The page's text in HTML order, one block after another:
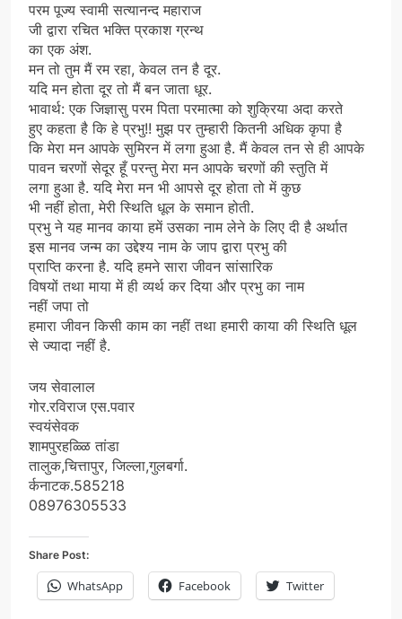
परम पूज्य स्वामी सत्यानन्द महाराज
जी द्वारा रचित भक्ति प्रकाश ग्रन्थ
का एक अंश.
मन तो तुम मैं रम रहा, केवल तन है दूर.
यदि मन होता दूर तो मैं बन जाता धूर.
भावार्थ: एक जिज्ञासु परम पिता परमात्मा को शुक्रिया अदा करते
हुए कहता है कि हे प्रभु!! मुझ पर तुम्हारी कितनी अधिक कृपा है
कि मेरा मन आपके सुमिरन में लगा हुआ है. मैं केवल तन से ही आपके
पावन चरणों सेदूर हूँ परन्तु मेरा मन आपके चरणों की स्तुति में
लगा हुआ है. यदि मेरा मन भी आपसे दूर होता तो में कुछ
भी नहीं होता, मेरी स्थिति धूल के समान होती.
प्रभु ने यह मानव काया हमें उसका नाम लेने के लिए दी है अर्थात
इस मानव जन्म का उद्देश्य नाम के जाप द्वारा प्रभु की
प्राप्ति करना है. यदि हमने सारा जीवन सांसारिक
विषयों तथा माया में ही व्यर्थ कर दिया और प्रभु का नाम
नहीं जपा तो
हमारा जीवन किसी काम का नहीं तथा हमारी काया की स्थिति धूल
से ज्यादा नहीं है.
जय सेवालाल
गोर.रविराज एस.पवार
स्वयंसेवक
शामपुरहळ्ळि तांडा
तालुक,चित्तापुर, जिल्ला,गुलबर्गा.
र्कनाटक.585218
08976305533
Share Post:
WhatsApp Facebook Twitter